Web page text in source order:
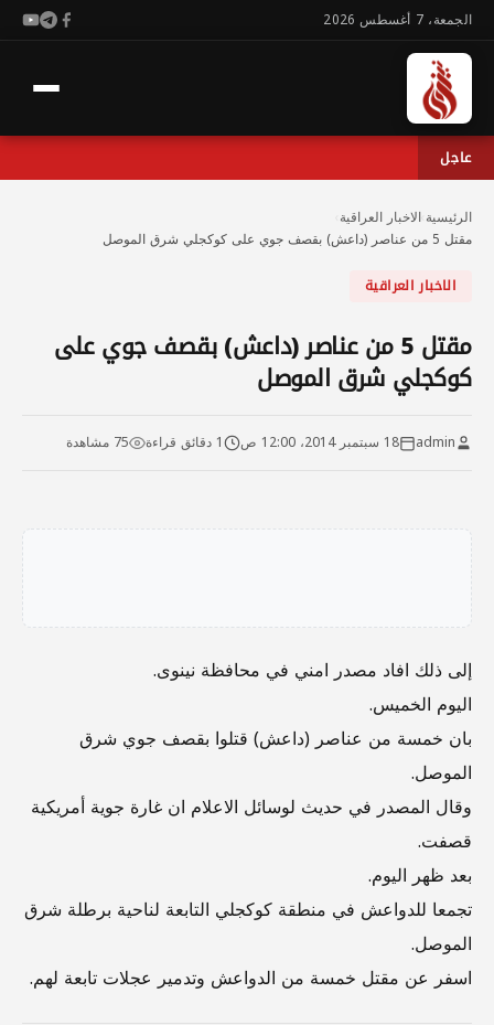
الجمعة، 7 أغسطس 2026
عاجل
الرئيسية الاخبار العراقية
مقتل 5 من عناصر (داعش) بقصف جوي على كوكجلي شرق الموصل
الاخبار العراقية
مقتل 5 من عناصر (داعش) بقصف جوي على
كوكجلي شرق الموصل
admin 18 سبتمبر 2014، 12:00 ص 1 دقائق قراءة 75 مشاهدة
إلى ذلك افاد مصدر امني في محافظة نينوى.
اليوم الخميس.
بان خمسة من عناصر (داعش) قتلوا بقصف جوي شرق
الموصل.
وقال المصدر في حديث لوسائل الاعلام ان غارة جوية أمريكية
قصفت.
بعد ظهر اليوم.
تجمعا للدواعش في منطقة كوكجلي التابعة لناحية برطلة شرق
الموصل.
اسفر عن مقتل خمسة من الدواعش وتدمير عجلات تابعة لهم.